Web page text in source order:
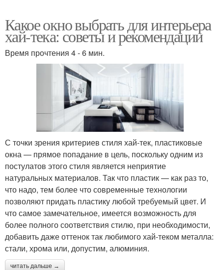
Какое окно выбрать для интерьера
хай-тека: советы и рекомендации
Время прочтения 4 - 6 мин.
С точки зрения критериев стиля хай-тек, пластиковые
окна — прямое попадание в цель, поскольку одним из
постулатов этого стиля является неприятие
натуральных материалов. Так что пластик — как раз то,
что надо, тем более что современные технологии
позволяют придать пластику любой требуемый цвет. И
что самое замечательное, имеется возможность для
более полного соответствия стилю, при необходимости,
добавить даже оттенок так любимого хай-теком металла:
стали, хрома или, допустим, алюминия.
читать дальше →